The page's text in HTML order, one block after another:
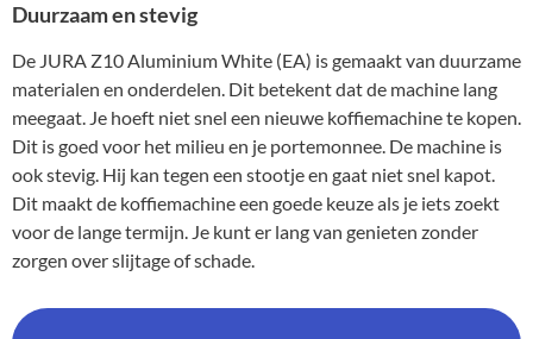
Duurzaam en stevig
De JURA Z10 Aluminium White (EA) is gemaakt van duurzame
materialen en onderdelen. Dit betekent dat de machine lang
meegaat. Je hoeft niet snel een nieuwe koffiemachine te kopen.
Dit is goed voor het milieu en je portemonnee. De machine is
ook stevig. Hij kan tegen een stootje en gaat niet snel kapot.
Dit maakt de koffiemachine een goede keuze als je iets zoekt
voor de lange termijn. Je kunt er lang van genieten zonder
zorgen over slijtage of schade.